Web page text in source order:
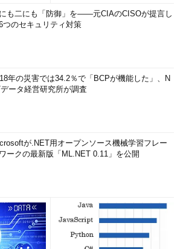
も二にも「防御」を――元CIAのCISOが提言し
つのセキュリティ対策
年の災害では34.2％で「BCPが機能した」、N
ータ経営研究所が調査
が.NET用オープンソース機械学習フレー
ークの最新版「ML.NET 0.11」を公開